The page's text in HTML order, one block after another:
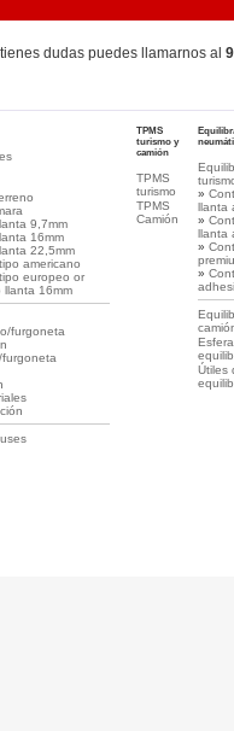
dudas puedes llamarnos al
9,7mm
16mm
22,5mm
americano
europeo or
llanta 16mm
furgoneta
furgoneta
TPMS
turismo y
camión
TPMS
turismo
TPMS
Camión
»
llanta
»
llanta
»
»
Útiles